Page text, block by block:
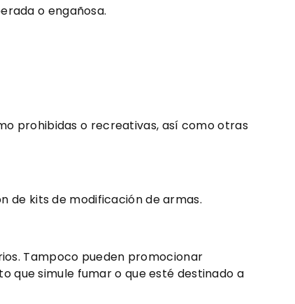
o engañosa.
prohibidas o recreativas, así como otras
de kits de modificación de armas.
Tampoco pueden promocionar
que simule fumar o que esté destinado a